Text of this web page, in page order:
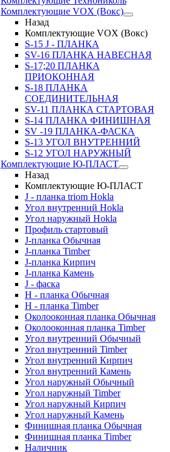
Комплектующие VOX (Вокс)
Назад
Комплектующие VOX (Вокс)
S-15 J - ПЛАНКА
SV-16 ПЛАНКА НАВЕСНАЯ
S-17;20 ПЛАНКА
ПРИОКОННАЯ
S-18 ПЛАНКА
СОЕДИНИТЕЛЬНАЯ
SV-11 ПЛАНКА СТАРТОВАЯ
S-14 ПЛАНКА ФИНИШНАЯ
SV -19 ПЛАНКА-ФАСКА
S-13 УГОЛ ВНУТРЕННИЙ
S-12 УГОЛ НАРУЖНЫЙ
Комплектующие Ю-ПЛАСТ
Назад
Комплектующие Ю-ПЛАСТ
J - планка triom Hokla
Угол внутренний Hokla
Угол наружный Hokla
Профиль стартовый
J-планка Обычная
J-планка Timber
J-планка Кирпич
J-планка Камень
J - фаска
Н - планка Обычная
Н - планка Timber
Околооконная планка Обычная
Околооконная планка Timber
Угол внутренний Обычный
Угол внутренний Timber
Угол внутренний Кирпич
Угол внутренний Камень
Угол наружный Обычный
Угол наружный Timber
Угол наружный Кирпич
Угол наружный Камень
Финишная планка Обычная
Финишная планка Timber
Наличник